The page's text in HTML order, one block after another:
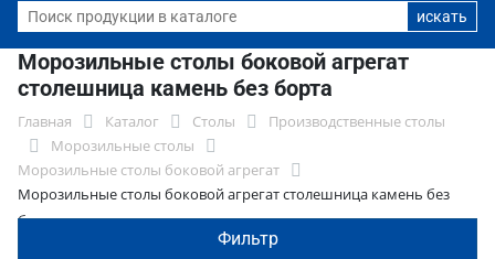
Морозильные столы боковой агрегат
столешница камень без борта
Главная Каталог Столы
Производственные столы
Морозильные столы
Морозильные столы боковой агрегат
Морозильные столы боковой агрегат столешница камень без
борта
Фильтр